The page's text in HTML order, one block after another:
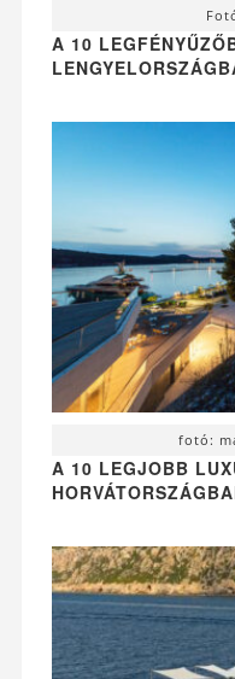
A 10
fotó:
A 10 LEGJOBB